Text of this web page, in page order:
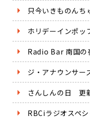
只今いきものんち
ホリデーインポッ
Radio Bar 南国の
ジ・アナウンサ
さんしんの日 更
RBCiラジオスペ